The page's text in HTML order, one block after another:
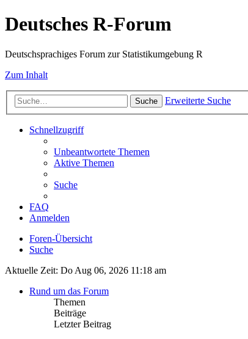
Deutsches R-Forum
Deutschsprachiges Forum zur Statistikumgebung R
Zum Inhalt
Suche Erweiterte Suche
Schnellzugriff
Unbeantwortete Themen
Aktive Themen
Suche
FAQ
Anmelden
Foren-Übersicht
Suche
Aktuelle Zeit: Do Aug 06, 2026 11:18 am
Rund um das Forum
Themen
Beiträge
Letzter Beitrag